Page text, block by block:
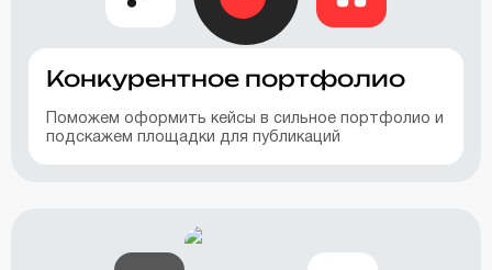
Конкурентное портфолио
Поможем оформить кейсы в сильное портфолио и
подскажем площадки для публикаций